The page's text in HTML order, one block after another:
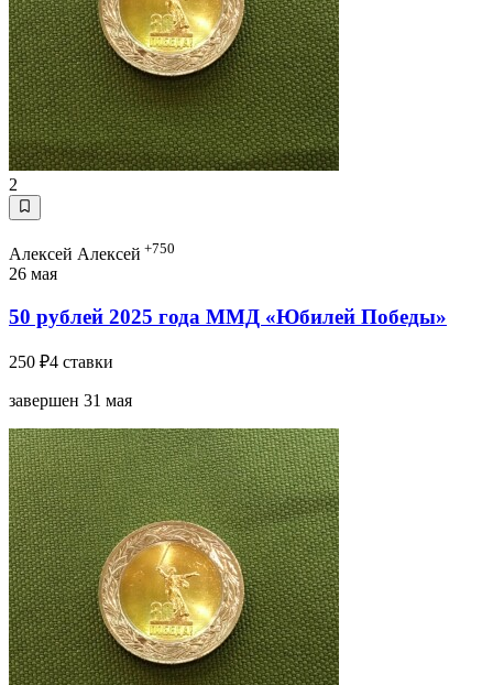
2
Алексей Алексей +750
26 мая
50 рублей 2025 года ММД «Юбилей Победы»
250 ₽4 ставки
завершен 31 мая